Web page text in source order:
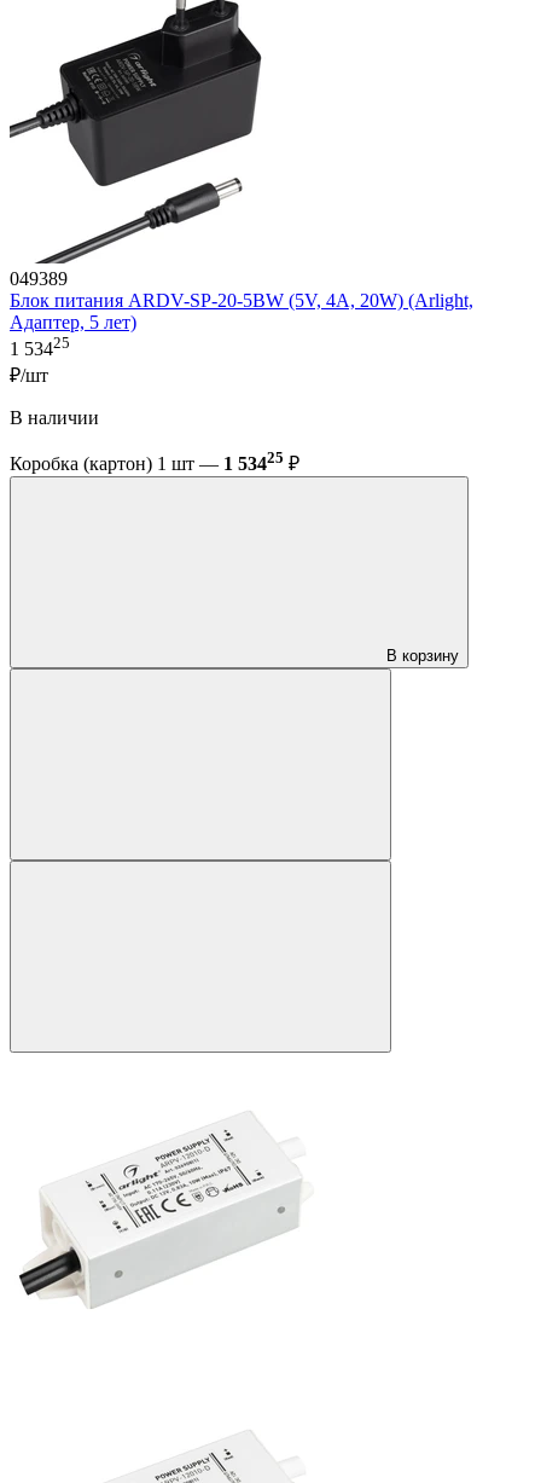
049389
Блок питания ARDV-SP-20-5BW (5V, 4A, 20W) (Arlight,
Адаптер, 5 лет)
1 53425
₽/шт
В наличии
Коробка (картон) 1 шт — 1 53425 ₽
В корзину